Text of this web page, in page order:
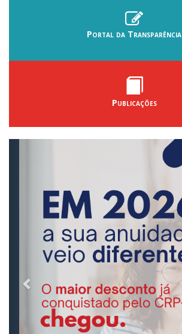
Portal da Transparência
Publicações